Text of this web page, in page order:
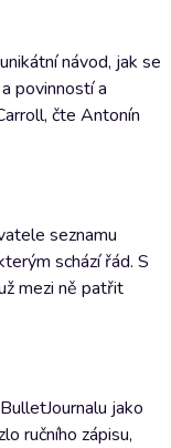
návod, jak se
povinností a
čte Antonín
seznamu
schází řád. S
mezi ně patřit
jako
ručního zápisu,